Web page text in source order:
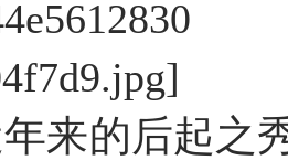
来的后起之